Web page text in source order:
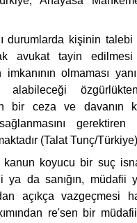
durumlarda kişinin talebi
avukat tayin edilmesi
olmaması
alabileceği
bir ceza ve davanın
(Talat Tunç/
koyucu bir suç
ya da sanığın, müdafii
açıkça vazgeçmesi
re'sen bir